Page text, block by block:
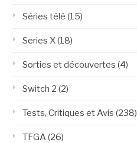
Séries télé (15)
Series X(18)
Sorties et découvertes (4)
Switch 2 (2)
Tests, Critiques et Avis (238)
TFGA(26)